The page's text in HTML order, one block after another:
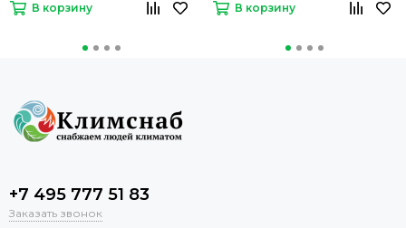
В корзину В корзину
+7 495 777 51 83
Заказать звонок